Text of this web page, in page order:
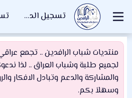
تسجيل الدخول
منتديات شباب الرافدين .. تجمع
لجميع طلبة وشباب العراق .. لذا
والمشاركة والدعم وتبادل الافكار
وسهلاَ بكم.